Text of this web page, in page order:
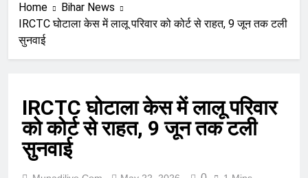
Home
Bihar News
IRCTC घोटाला केस में लालू परिवार को कोर्ट से राहत, 9 जून तक टली
सुनवाई
IRCTC घोटाला केस में लालू परिवार
को कोर्ट से राहत, 9 जून तक टली
सुनवाई